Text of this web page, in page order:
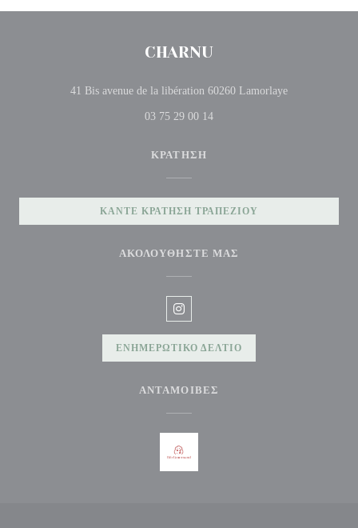
CHARNU
41 Bis avenue de la libération 60260 Lamorlaye((ανοίγει σε
03 75 29 00 14
ΚΡΆΤΗΣΗ
ΚΆΝΤΕ ΚΡΆΤΗΣΗ ΤΡΑΠΕΖΙΟΎ
ΑΚΟΛΟΥΘΉΣΤΕ ΜΑΣ
Instagram ((ανοίγει σε νέο
ΕΝΗΜΕΡΩΤΙΚΌ ΔΕΛΤΊΟ
ΑΝΤΑΜΟΙΒΈΣ